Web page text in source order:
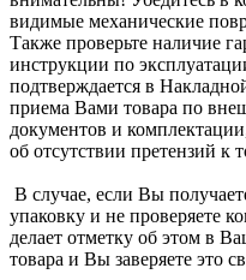
видимые механические
Также проверьте наличие
инструкции по
подтверждается в
приема Вами товара по
документов и
об отсутствии претензий к
В случае, если Вы
упаковку и не проверяете
делает отметку об этом в
товара и Вы заверяете это